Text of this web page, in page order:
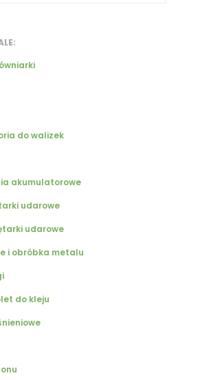
do walizek
akumulatorowe
udarowe
udarowe
i obróbka metalu
do kleju